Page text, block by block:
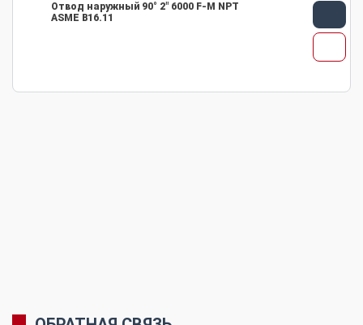
Отвод наружный 90° 2" 6000 F-M NPT
ASME B16.11